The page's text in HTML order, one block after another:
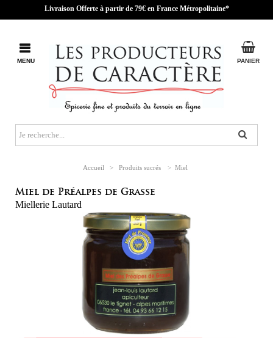
Livraison Offerte à partir de 79€ en France Métropolitaine*
PANIER
MENU
Accueil > Produits sucrés > Miel
Miel de Préalpes de Grasse
Miellerie Lautard